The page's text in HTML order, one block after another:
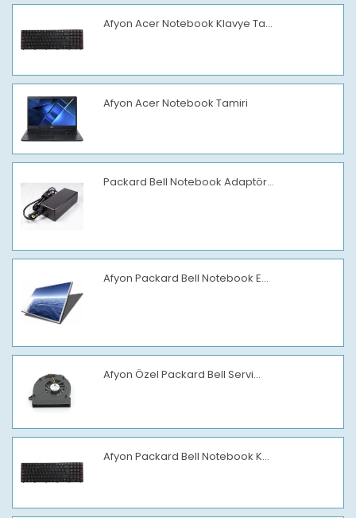
Afyon Acer Notebook Klavye Ta...
Afyon Acer Notebook Tamiri
Packard Bell Notebook Adaptör...
Afyon Packard Bell Notebook E...
Afyon Özel Packard Bell Servi...
Afyon Packard Bell Notebook K...